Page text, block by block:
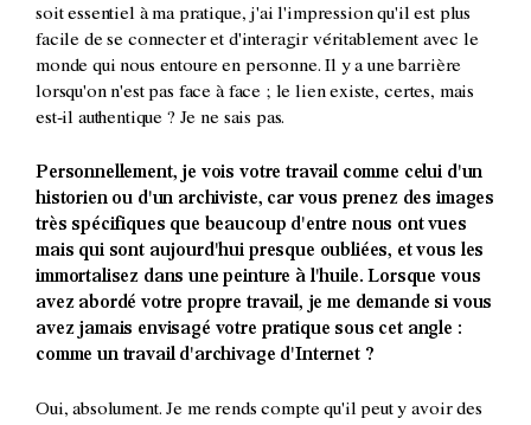
soit essentiel à ma pratique, j'ai l'impression qu'il est plus
facile de se connecter et d'interagir véritablement avec le
monde qui nous entoure en personne. Il y a une barrière
lorsqu'on n'est pas face à face ; le lien existe, certes, mais
est-il authentique ? Je ne sais pas.
Personnellement, je vois votre travail comme celui d'un
historien ou d'un archiviste, car vous prenez des images
très spécifiques que beaucoup d'entre nous ont vues
mais qui sont aujourd'hui presque oubliées, et vous les
immortalisez dans une peinture à l'huile. Lorsque vous
avez abordé votre propre travail, je me demande si vous
avez jamais envisagé votre pratique sous cet angle :
comme un travail d'archivage d'Internet ?
Oui, absolument. Je me rends compte qu'il peut y avoir des